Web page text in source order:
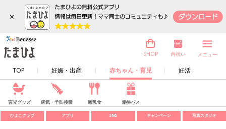
×
TOP 妊娠・出産 赤ちゃん・育児 妊活
SHOP 内祝い メニュー
育児グッズ 病気・予防接種 離乳食 優待パス
ひよこクラブ アプリ SNS キャンペーン 写真スタジオ